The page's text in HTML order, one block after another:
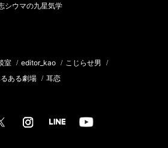
シウマの九星気学
室 / editor_kao / こじらせ男 /
ある劇場 / 耳恋